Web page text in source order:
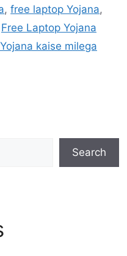
,free laptop Yojana,
Free Laptop Yojana
kaise milega
Search